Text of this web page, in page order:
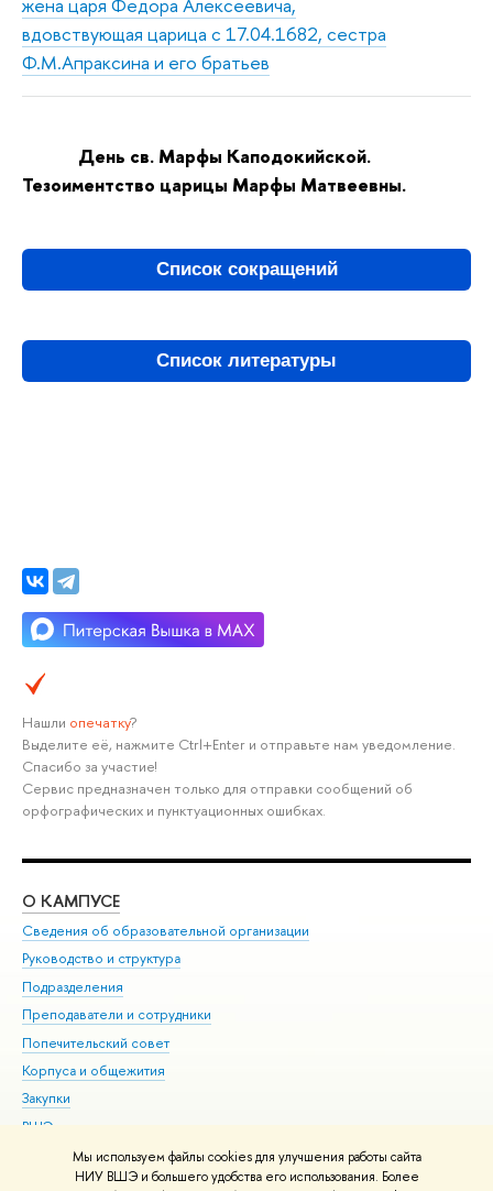
Мы используем файлы cookies для улучшения работы сайта
НИУ ВШЭ и большего удобства его использования. Более
вдовствующая царица с 17.04.1682, сестра
Ф.М.Апраксина и его братьев
День св. Марфы Каподокийской.
Тезоиментство царицы Марфы Матвеевны.
Список сокращений
Список литературы
Нашли опечатку?
Выделите её, нажмите Ctrl+Enter и отправьте нам уведомление.
Спасибо за участие!
Сервис предназначен только для отправки сообщений об
орфографических и пунктуационных ошибках.
О КАМПУСЕ
Сведения об образовательной организации
Руководство и структура
Подразделения
Преподаватели и сотрудники
Попечительский совет
Корпуса и общежития
Закупки
ВШЭ для студентов с ограниченными возможностями
здоровья и инвалидностью
Версия для слабовидящих